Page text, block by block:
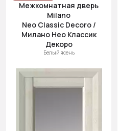
Межкомнатная дверь
Milano
Neo Classic Decoro /
Милано Нео Классик
Декоро
Белый ясень